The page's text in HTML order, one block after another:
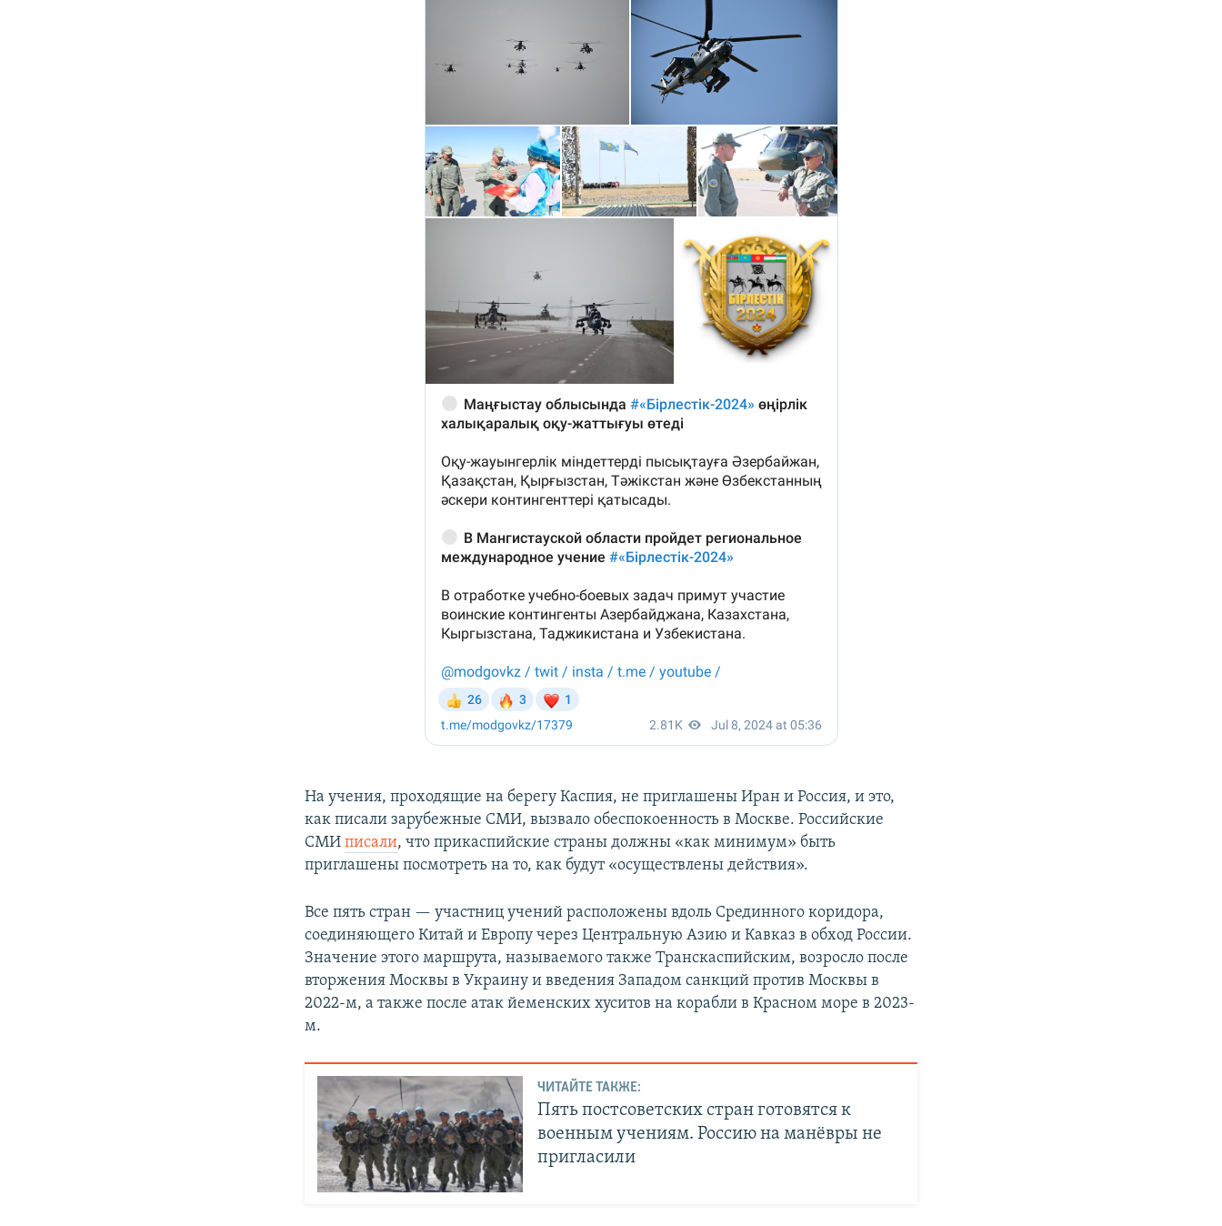
На учения, проходящие на берегу Каспия, не приглашены Иран и Россия, и это,
как писали зарубежные СМИ, вызвало обеспокоенность в Москве. Российские
СМИписали, что прикаспийские страны должны «как минимум» быть
приглашены посмотреть на то, как будут «осуществлены действия».
Все пять стран — участниц учений расположены вдоль Срединного коридора,
соединяющего Китай и Европу через Центральную Азию и Кавказ в обход России.
Значение этого маршрута, называемого также Транскаспийским, возросло после
вторжения Москвы в Украину и введения Западом санкций против Москвы в
2022-м, а также после атак йеменских хуситов на корабли в Красном море в 2023-
м.
ЧИТАЙТЕ ТАКЖЕ:
Пять постсоветских стран готовятся к
военным учениям. Россию на манёвры не
пригласили